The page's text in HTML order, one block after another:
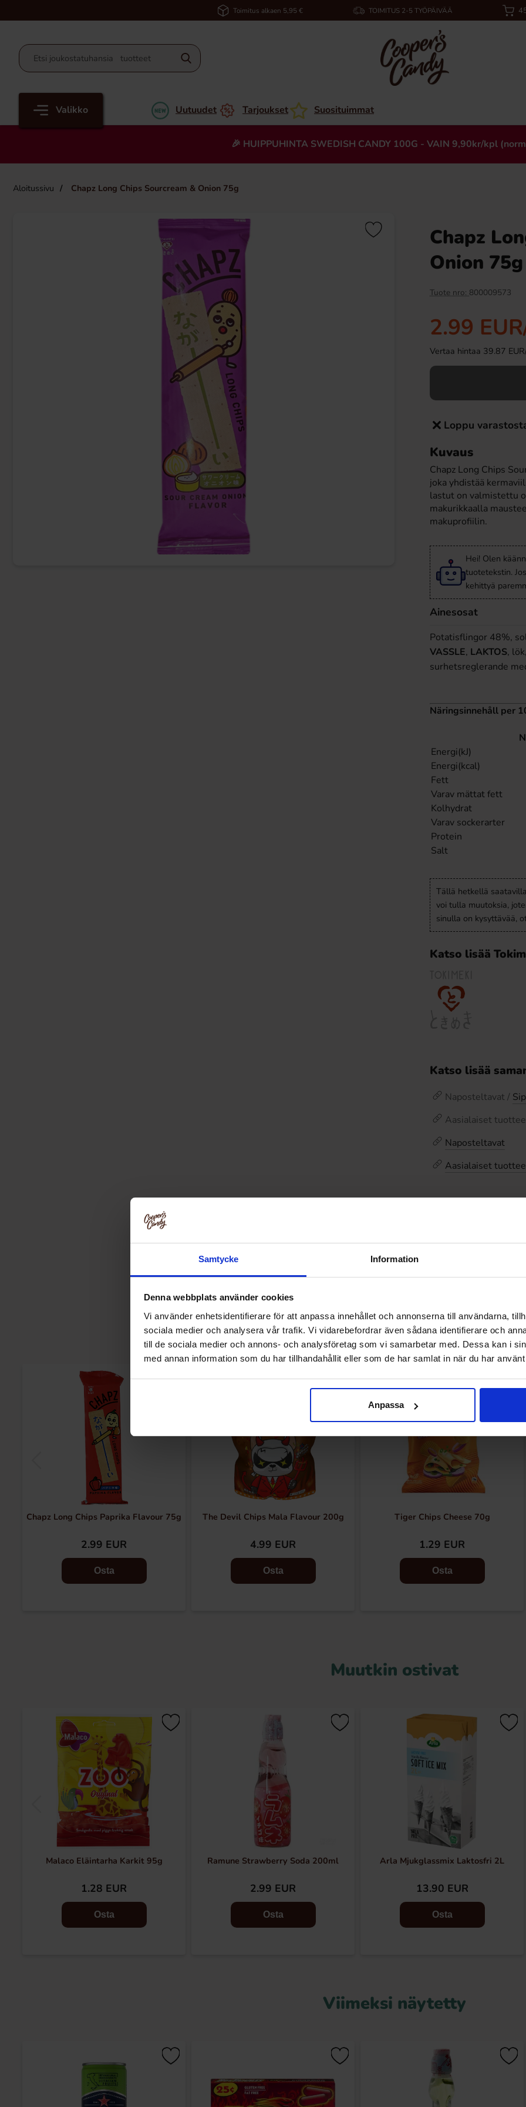
Samtycke Information
Denna webbplats använder cookies
Vi använder enhetsidentifierare för att anpassa innehållet och annonserna till användarna,
sociala medier och analysera vår trafik. Vi vidarebefordrar även sådana identifierare och
till de sociala medier och annons- och analysföretag som vi samarbetar med. Dessa kan i
med annan information som du har tillhandahållit eller som de har samlat in när du har
Anpassa
Toimitus alkaen 5,95 € TOIMITUS 2-5 TYÖPÄIVÄÄ
Valikko Uutuudet Tarjoukset Suosituimmat
🎉 HUIPPUHINTA SWEDISH CANDY 100G - VAIN 9,90kr/kpl
Aloitussivu Chapz Long Chips Sourcream & Onion 75g
Butterfinger suklaa 53,8g
Osta
1.19 EUR
Chapz
Onion 75g
Tuote nro: 800009573
2.99 EUR
Vertaa hintaa 39.87
Loppu
Kuvaus
Chapz Long Chips
joka yhdistää
lastut on valmistettu
makurikkaalla
makuprofiilin.
Hei! Olen
tuotetekstin.
kehittyä
Ainesosat
Potatisflingor 48%,
VASSLE, LAKTOS,
surhetsreglerande
Näringsinnehåll per
Energi(kJ)
Energi(kcal)
Fett
Varav mättat fett
Kolhydrat
Varav sockerarter
Protein
Salt
Tällä hetkellä
voi tulla muutoksia,
sinulla on kysyttävää,
Katso lisää
Katso lisää
Naposteltavat /
Aasialaiset
Naposteltavat
Aasialaiset
Hintahistoria
Alin hinta viimeisten
Muut pitivät
Chapz Long Chips Paprika Flavour 75g
2.99 EUR
Osta
The Devil Chips Mala Flavour 200g
4.99 EUR
Osta
Tiger Chips Cheese 70g
1.29 EUR
Osta
Muutkin ostivat
Malaco Eläintarha Karkit 95g
1.28 EUR
Osta
Ramune Strawberry Soda 200ml
2.99 EUR
Osta
Arla Mjukglassmix Laktosfri 2L
13.90 EUR
Osta
Viimeksi näytetty